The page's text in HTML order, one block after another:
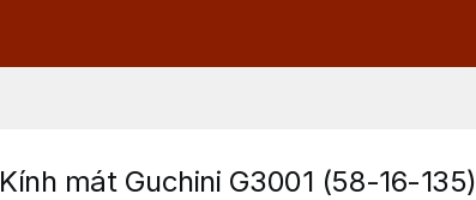
Kính mát Guchini G3001 (58-16-135)